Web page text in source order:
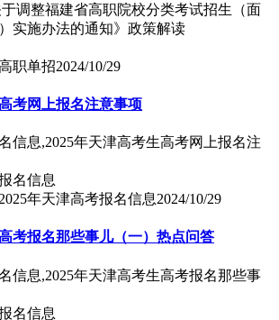
调整福建省高职院校分类考试招生（面
实施办法的通知》政策解读
职单招2024/10/29
考网上报名注意事项
信息,2025年天津高考生高考网上报名注
2025年天津高考报名信息2024/10/29
考报名那些事儿（一）热点问答
信息,2025年天津高考生高考报名那些事